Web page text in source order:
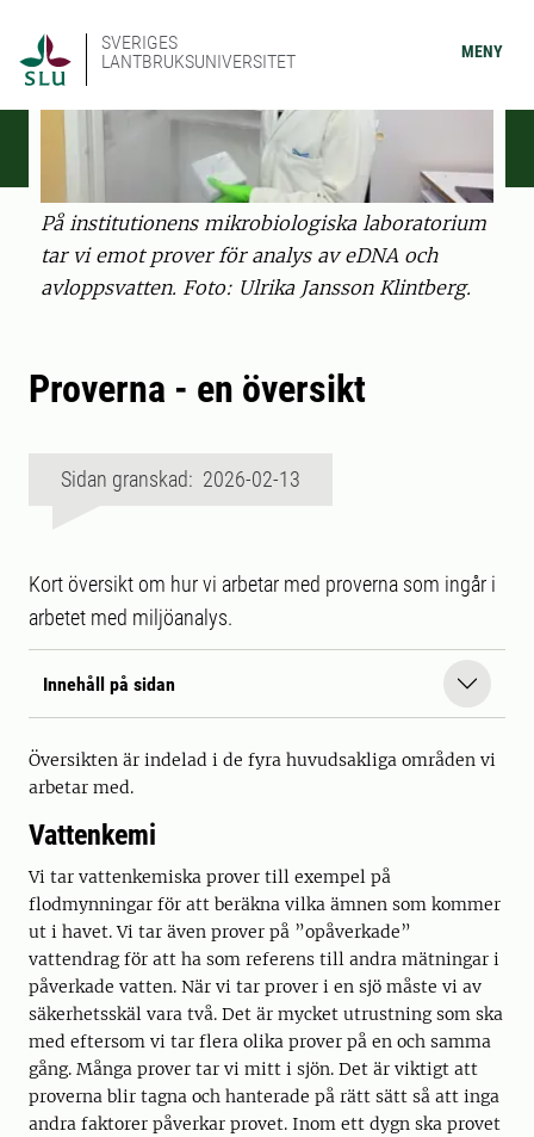
SVERIGES
LANTBRUKSUNIVERSITET
MENY
På institutionens mikrobiologiska laboratorium
tar vi emot prover för analys av eDNA och
avloppsvatten. Foto: Ulrika Jansson Klintberg.
Proverna - en översikt
Sidan granskad: 2026-02-13
Kort översikt om hur vi arbetar med proverna som ingår i
arbetet med miljöanalys.
Innehåll på sidan
Översikten är indelad i de fyra huvudsakliga områden vi
arbetar med.
Vattenkemi
Vi tar vattenkemiska prover till exempel på
flodmynningar för att beräkna vilka ämnen som kommer
ut i havet. Vi tar även prover på ”opåverkade”
vattendrag för att ha som referens till andra mätningar i
påverkade vatten. När vi tar prover i en sjö måste vi av
säkerhetsskäl vara två. Det är mycket utrustning som ska
med eftersom vi tar flera olika prover på en och samma
gång. Många prover tar vi mitt i sjön. Det är viktigt att
proverna blir tagna och hanterade på rätt sätt så att inga
andra faktorer påverkar provet. Inom ett dygn ska provet